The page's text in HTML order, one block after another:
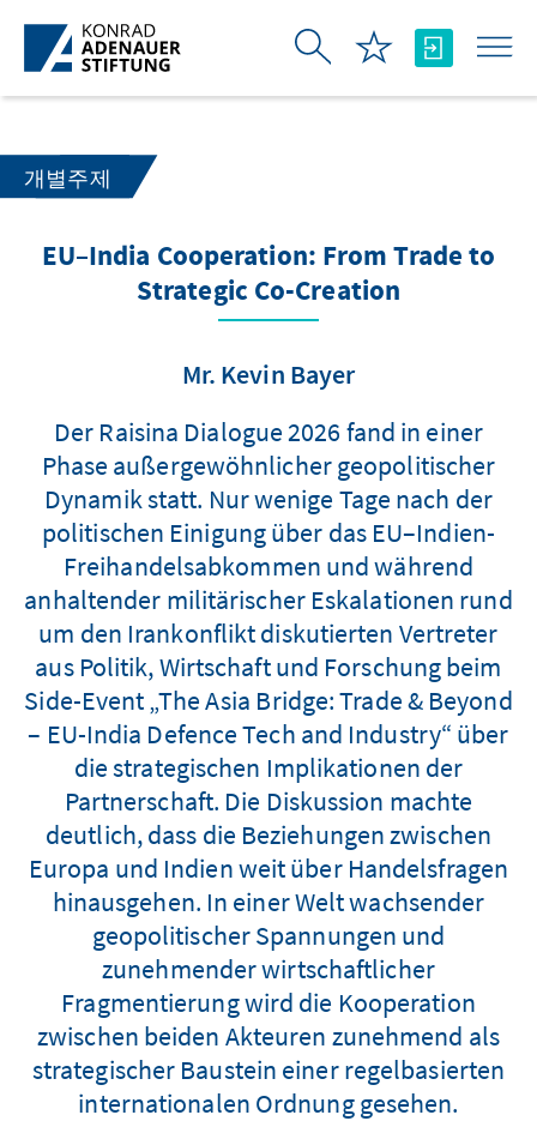
Skip to Main Content
개별주제
EU–India Cooperation: From Trade to
Strategic Co-Creation
Mr. Kevin Bayer
Der Raisina Dialogue 2026 fand in einer
Phase außergewöhnlicher geopolitischer
Dynamik statt. Nur wenige Tage nach der
politischen Einigung über das EU–Indien-
Freihandelsabkommen und während
anhaltender militärischer Eskalationen rund
um den Irankonflikt diskutierten Vertreter
aus Politik, Wirtschaft und Forschung beim
Side-Event „The Asia Bridge: Trade & Beyond
– EU-India Defence Tech and Industry“ über
die strategischen Implikationen der
Partnerschaft. Die Diskussion machte
deutlich, dass die Beziehungen zwischen
Europa und Indien weit über Handelsfragen
hinausgehen. In einer Welt wachsender
geopolitischer Spannungen und
zunehmender wirtschaftlicher
Fragmentierung wird die Kooperation
zwischen beiden Akteuren zunehmend als
strategischer Baustein einer regelbasierten
internationalen Ordnung gesehen.